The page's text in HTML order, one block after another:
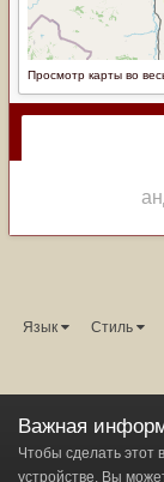
Просмотр карты во
Язык
Стиль
Важная
Чтобы сделать этот
устройстве. Вы